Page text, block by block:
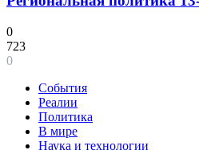
0
723
0
События
Реалии
Политика
В мире
Наука и технологии